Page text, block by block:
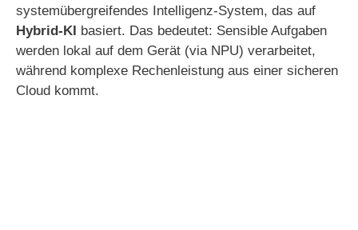
systemübergreifendes Intelligenz-System, das auf
Hybrid-KI basiert. Das bedeutet: Sensible Aufgaben
werden lokal auf dem Gerät (via NPU) verarbeitet,
während komplexe Rechenleistung aus einer sicheren
Cloud kommt.